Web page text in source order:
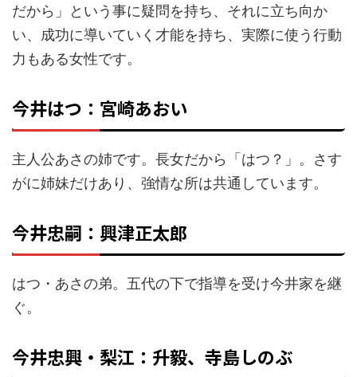
だから」という事に疑問を持ち、それに立ち向か
い、成功に導いていく才能を持ち、実際に使う行動
力もある女性です。
今井はつ：宮崎あおい
主人公あさの姉です。長女だから「はつ？」。さす
がに姉妹だけあり、強情な所は共通しています。
今井忠嗣：興津正太郎
はつ・あさの弟。五代の下で指導を受け今井家を継
ぐ。
今井忠興・梨江：升毅、寺島しのぶ